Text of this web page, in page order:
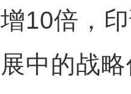
10倍，
中的战